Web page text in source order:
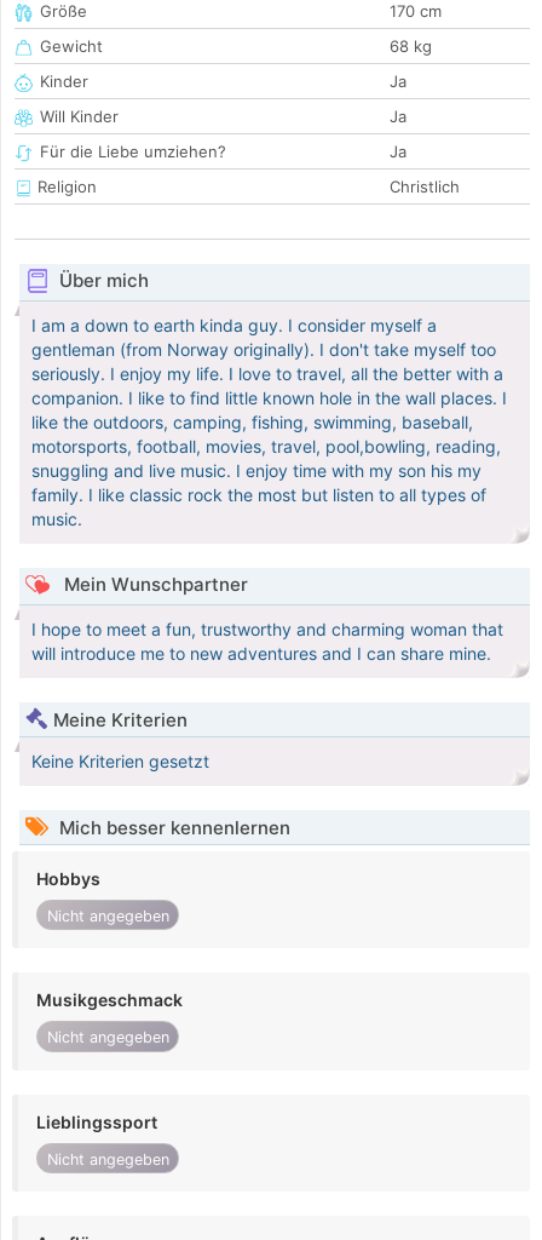
Größe
170 cm
Gewicht
68 kg
Kinder
Ja
Will Kinder
Ja
Für die Liebe umziehen?
Ja
Religion
Christlich
Über mich
I am a down to earth kinda guy. I consider myself a
gentleman (from Norway originally). I don't take myself too
seriously. I enjoy my life. I love to travel, all the better with a
companion. I like to find little known hole in the wall places. I
like the outdoors, camping, fishing, swimming, baseball,
motorsports, football, movies, travel, pool,bowling, reading,
snuggling and live music. I enjoy time with my son his my
family. I like classic rock the most but listen to all types of
music.
Mein Wunschpartner
I hope to meet a fun, trustworthy and charming woman that
will introduce me to new adventures and I can share mine.
Meine Kriterien
Keine Kriterien gesetzt
Mich besser kennenlernen
Hobbys
Nicht angegeben
Musikgeschmack
Nicht angegeben
Lieblingssport
Nicht angegeben